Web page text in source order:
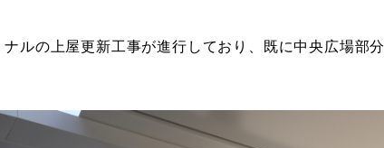
ルの上屋更新工事が進行しており、既に中央広場部分